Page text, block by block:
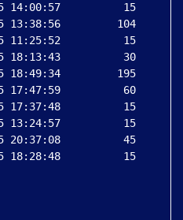
14:00:57          15
13:38:56         104
11:25:52          15
18:13:43          30
18:49:34         195
17:47:59          60
17:37:48          15
13:24:57          15
20:37:08          45
18:28:48          15